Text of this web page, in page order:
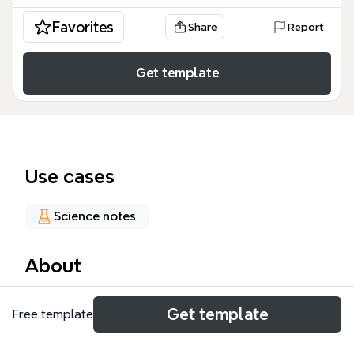
Favorites Share Report
Get template
Use cases
Science notes
About
Przewód pokarmowy - DN cz.2 mind map to
specjalistyczne zestawienie farmakologiczne
Free template Get template